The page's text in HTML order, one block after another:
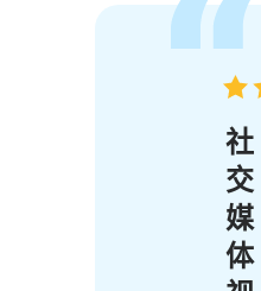
社
交
媒
体